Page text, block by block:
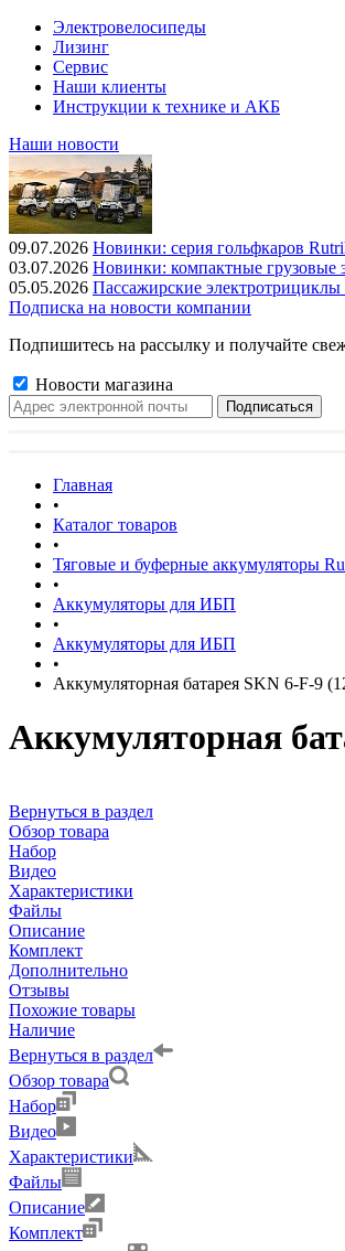
Электровелосипеды
Лизинг
Сервис
Наши клиенты
Инструкции к технике и АКБ
Наши новости
09.07.2026 Новинки: серия гольфкаров
03.07.2026 Новинки: компактные грузовые
05.05.2026 Пассажирские
Подписка на новости компании
Подпишитесь на рассылку и получайте
Новости магазина
Главная
•
Каталог товаров
•
Тяговые и буферные аккумуляторы
•
Аккумуляторы для ИБП
•
Аккумуляторы для ИБП
•
Аккумуляторная батарея SKN 6-F-9
Аккумуляторная
Вернуться в раздел
Обзор товара
Набор
Видео
Характеристики
Файлы
Описание
Комплект
Дополнительно
Отзывы
Похожие товары
Наличие
Вернуться в раздел
Обзор товара
Набор
Видео
Характеристики
Файлы
Описание
Комплект